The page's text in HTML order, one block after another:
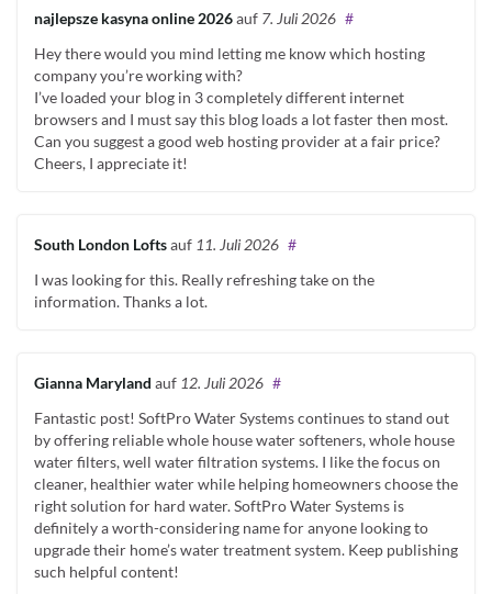
najlepsze kasyna online 2026auf 7. Juli 2026 #
Hey there would you mind letting me know which hosting
company you’re working with?
I’ve loaded your blog in 3 completely different internet
browsers and I must say this blog loads a lot faster then most.
Can you suggest a good web hosting provider at a fair price?
Cheers, I appreciate it!
South London Loftsauf 11. Juli 2026 #
I was looking for this. Really refreshing take on the
information. Thanks a lot.
Gianna Maryland auf 12. Juli 2026 #
Fantastic post! SoftPro Water Systems continues to stand out
by offering reliable whole house water softeners, whole house
water filters, well water filtration systems. I like the focus on
cleaner, healthier water while helping homeowners choose the
right solution for hard water. SoftPro Water Systems is
definitely a worth-considering name for anyone looking to
upgrade their home’s water treatment system. Keep publishing
such helpful content!